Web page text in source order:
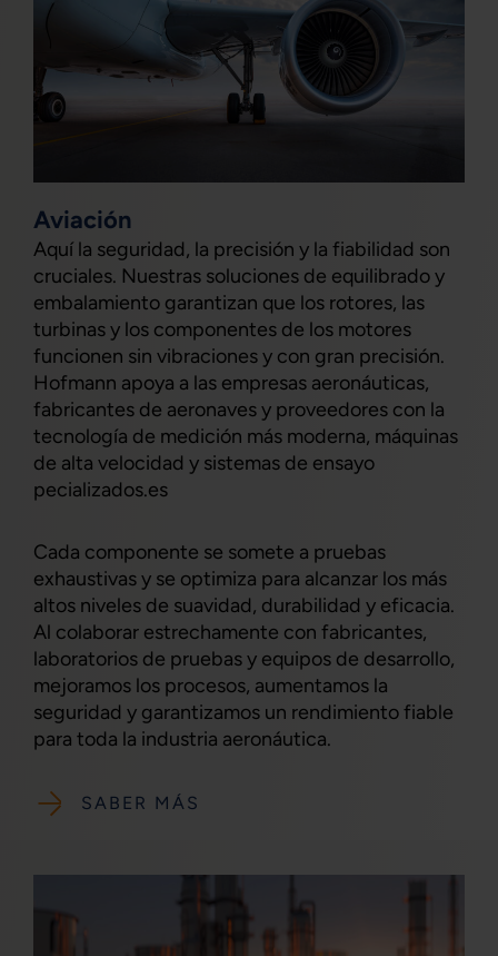
Aviación
Aquí la seguridad, la precisión y la fiabilidad son
cruciales. Nuestras soluciones de equilibrado y
embalamiento garantizan que los rotores, las
turbinas y los componentes de los motores
funcionen sin vibraciones y con gran precisión.
Hofmann apoya a las empresas aeronáuticas,
fabricantes de aeronaves y proveedores con la
tecnología de medición más moderna, máquinas
de alta velocidad y sistemas de ensayo
pecializados.es
Cada componente se somete a pruebas
exhaustivas y se optimiza para alcanzar los más
altos niveles de suavidad, durabilidad y eficacia.
Al colaborar estrechamente con fabricantes,
laboratorios de pruebas y equipos de desarrollo,
mejoramos los procesos, aumentamos la
seguridad y garantizamos un rendimiento fiable
para toda la industria aeronáutica.
SABER MÁS